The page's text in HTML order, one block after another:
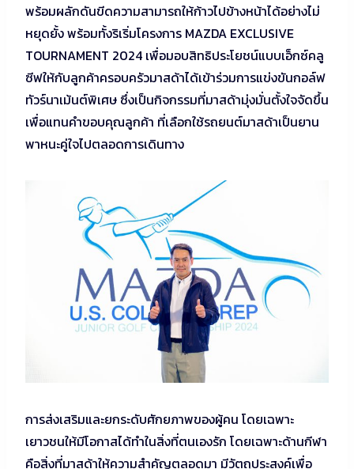
พร้อมผลักดันขีดความสามารถให้ก้าวไปข้างหน้าได้อย่างไม่
หยุดยั้ง พร้อมทั้งริเริ่มโครงการ MAZDA EXCLUSIVE
TOURNAMENT 2024 เพื่อมอบสิทธิประโยชน์แบบเอ็กซ์คลู
ซีฟให้กับลูกค้าครอบครัวมาสด้าได้เข้าร่วมการแข่งขันกอล์ฟ
ทัวร์นาเม้นต์พิเศษ ซึ่งเป็นกิจกรรมที่มาสด้ามุ่งมั่นตั้งใจจัดขึ้น
เพื่อแทนคำขอบคุณลูกค้า ที่เลือกใช้รถยนต์มาสด้าเป็นยาน
พาหนะคู่ใจไปตลอดการเดินทาง
การส่งเสริมและยกระดับศักยภาพของผู้คน โดยเฉพาะ
เยาวชนให้มีโอกาสได้ทำในสิ่งที่ตนเองรัก โดยเฉพาะด้านกีฬา
คือสิ่งที่มาสด้าให้ความสำคัญตลอดมา มีวัตถุประสงค์เพื่อ